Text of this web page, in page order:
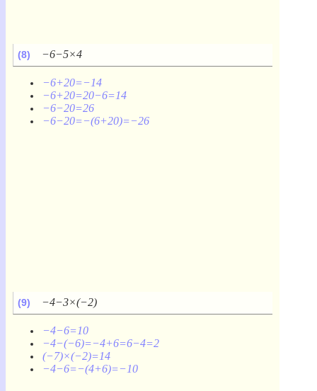
(8) −6−5×4
−6+20=−14
−6+20=20−6=14
−6−20=26
−6−20=−(6+20)=−26
(9) −4−3×(−2)
−4−6=10
−4−(−6)=−4+6=6−4=2
(−7)×(−2)=14
−4−6=−(4+6)=−10